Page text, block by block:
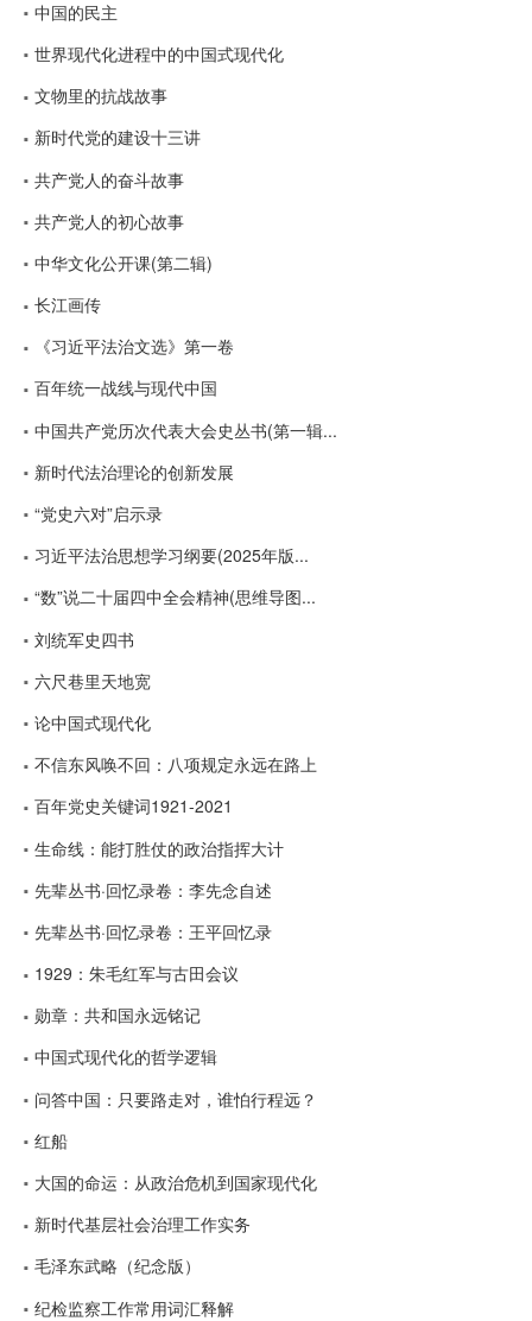
中国的民主
世界现代化进程中的中国式现代化
文物里的抗战故事
新时代党的建设十三讲
共产党人的奋斗故事
共产党人的初心故事
中华文化公开课(第二辑)
长江画传
《习近平法治文选》第一卷
百年统一战线与现代中国
中国共产党历次代表大会史丛书(第一辑...
新时代法治理论的创新发展
“党史六对”启示录
习近平法治思想学习纲要(2025年版...
“数”说二十届四中全会精神(思维导图...
刘统军史四书
六尺巷里天地宽
论中国式现代化
不信东风唤不回：八项规定永远在路上
百年党史关键词1921-2021
生命线：能打胜仗的政治指挥大计
先辈丛书·回忆录卷：李先念自述
先辈丛书·回忆录卷：王平回忆录
1929：朱毛红军与古田会议
勋章：共和国永远铭记
中国式现代化的哲学逻辑
问答中国：只要路走对，谁怕行程远？
红船
大国的命运：从政治危机到国家现代化
新时代基层社会治理工作实务
毛泽东武略（纪念版）
纪检监察工作常用词汇释解